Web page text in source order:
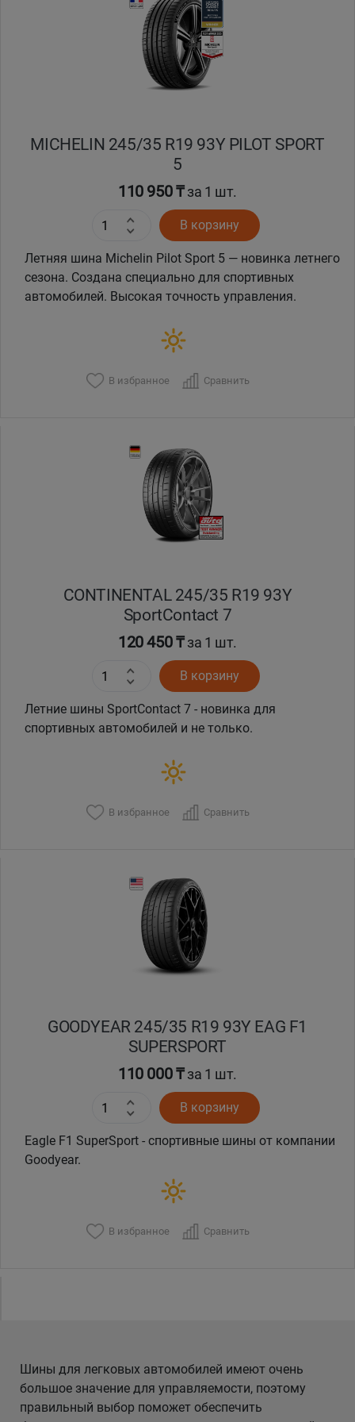
MICHELIN 245/35 R19 93Y PILOT SPORT
5
110 950 ₸за 1 шт.
В корзину
Летняя шина Michelin Pilot Sport 5 — новинка летнего
сезона. Создана специально для спортивных
автомобилей. Высокая точность управления.
В избранное Сравнить
CONTINENTAL 245/35 R19 93Y
SportContact 7
120 450 ₸за 1 шт.
В корзину
Летние шины SportContact 7 - новинка для
спортивных автомобилей и не только.
В избранное Сравнить
GOODYEAR 245/35 R19 93Y EAG F1
SUPERSPORT
110 000 ₸за 1 шт.
В корзину
Eagle F1 SuperSport - спортивные шины от компании
Goodyear.
В избранное Сравнить
Шины для легковых автомобилей имеют очень
большое значение для управляемости, поэтому
правильный выбор поможет обеспечить
Павлодар
Талдыкорган